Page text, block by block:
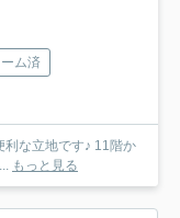
ム済
地です♪ 11階か
... もっと見る